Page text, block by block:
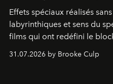
Effets spéciaux réalisés
labyrinthiques et sens du
films qui ont redéfini le
31.07.2026 by Brooke Culp